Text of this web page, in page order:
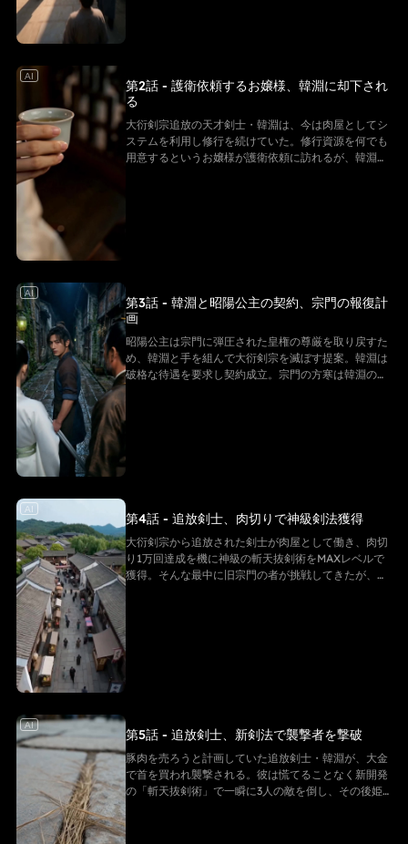
AI
第2話 - 護衛依頼するお嬢様、韓淵に却下され
る
大衍剣宗追放の天才剣士・韓淵は、今は肉屋としてシ
ステムを利用し修行を続けていた。修行資源を何でも
用意するというお嬢様が護衛依頼に訪れるが、韓淵は
AI
第3話 - 韓淵と昭陽公主の契約、宗門の報復計
画
昭陽公主は宗門に弾圧された皇権の尊厳を取り戻すた
め、韓淵と手を組んで大衍剣宗を滅ぼす提案。韓淵は
破格な待遇を要求し契約成立。宗門の方寒は韓淵の復
活を疑い、爆血丹で殺害計画を進める。
AI
第4話 - 追放剣士、肉切りで神級剣法獲得
大衍剣宗から追放された剣士が肉屋として働き、肉切
り1万回達成を機に神級の斬天抜剣術をMAXレベルで
獲得。そんな最中に旧宗門の者が挑戦してきたが、剣
士は彼らの不吉な運命を予言し反撃の構えを見せる！
AI
第5話 - 追放剣士、新剣法で襲撃者を撃破
豚肉を売ろうと計画していた追放剣士・韓淵が、大金
で首を買われ襲撃される。彼は慌てることなく新開発
の「斬天抜剣術」で一瞬に3人の敵を倒し、その後姫
で見どころ満載だ